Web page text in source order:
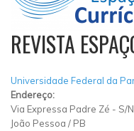
REVISTA
Universidade Federal da
Endereço:
Via Expressa Padre Zé - S/N
João Pessoa / PB